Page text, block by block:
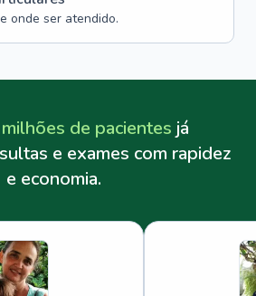
onde ser atendido.
de pacientes já
e exames com rapidez
e economia.